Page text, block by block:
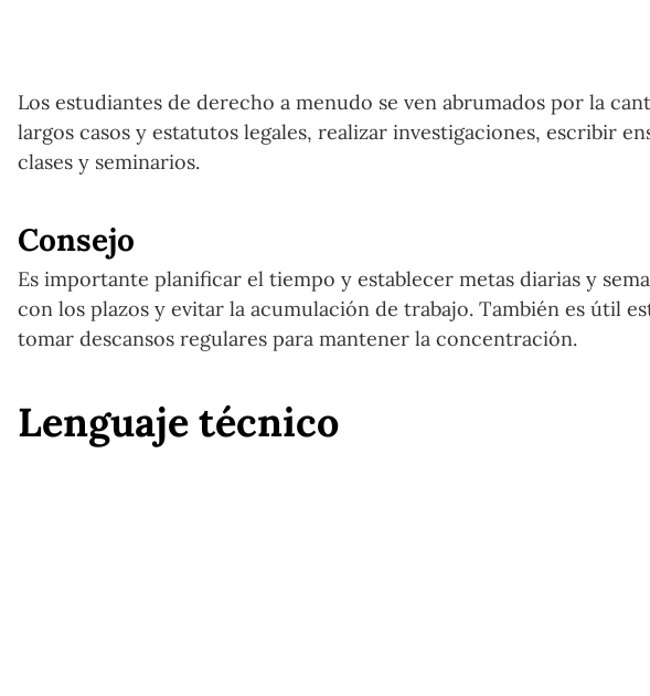
Los estudiantes de derecho a menudo se ven abrumados por la
largos casos y estatutos legales, realizar investigaciones, escribir
clases y seminarios.
Consejo
Es importante planificar el tiempo y establecer metas diarias y
con los plazos y evitar la acumulación de trabajo. También es útil
tomar descansos regulares para mantener la concentración.
Lenguaje técnico